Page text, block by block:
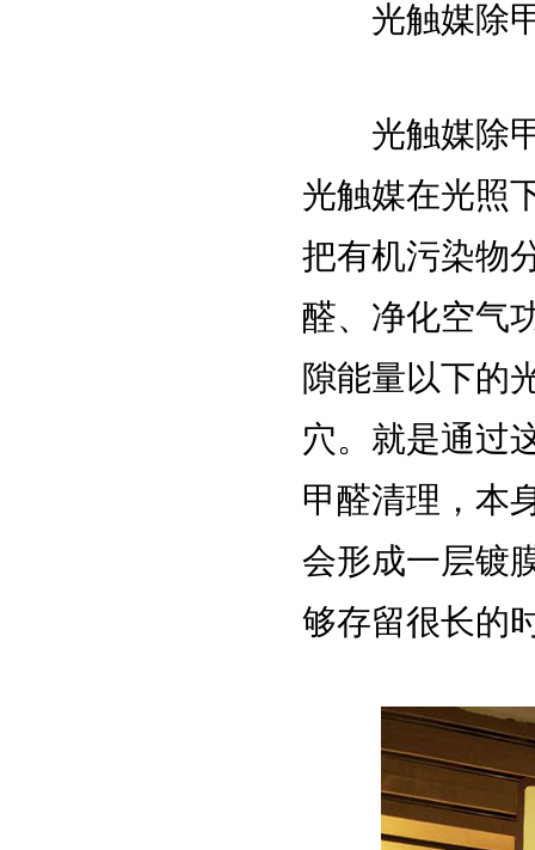
光触媒除
光触媒除甲
光触媒在光照
把有机污染物
醛、净化空气
隙能量以下的
穴。就是通过
甲醛清理，本
会形成一层镀
够存留很长的